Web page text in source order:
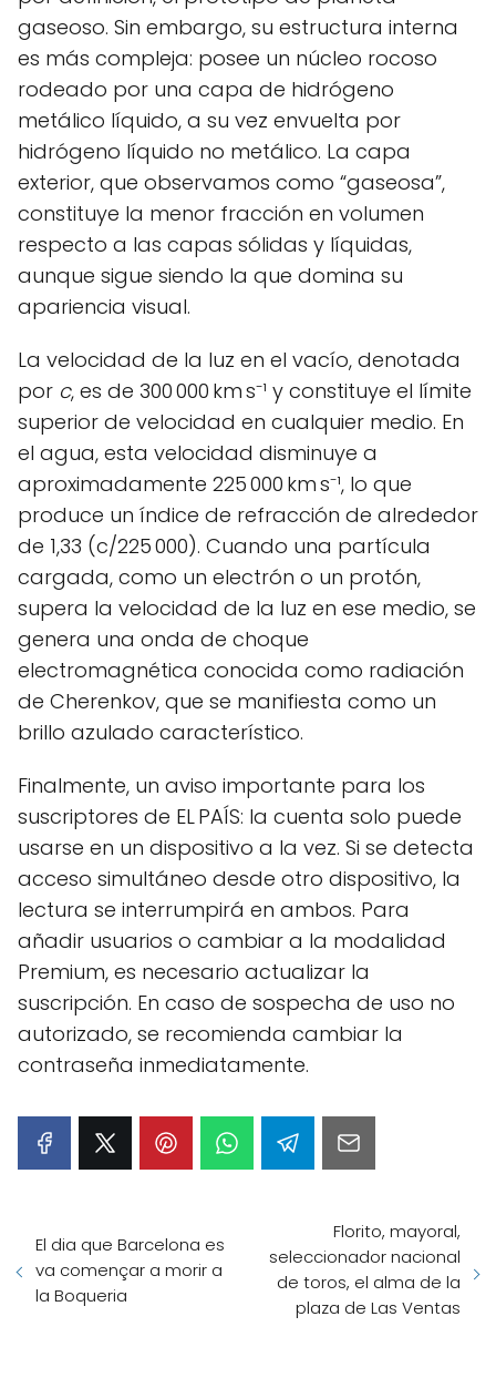
gaseoso. Sin embargo, su estructura interna
es más compleja: posee un núcleo rocoso
rodeado por una capa de hidrógeno
metálico líquido, a su vez envuelta por
hidrógeno líquido no metálico. La capa
exterior, que observamos como “gaseosa”,
constituye la menor fracción en volumen
respecto a las capas sólidas y líquidas,
aunque sigue siendo la que domina su
apariencia visual.
La velocidad de la luz en el vacío, denotada
por c, es de 300 000 km s⁻¹ y constituye el límite
superior de velocidad en cualquier medio. En
el agua, esta velocidad disminuye a
aproximadamente 225 000 km s⁻¹, lo que
produce un índice de refracción de alrededor
de 1,33 (c/225 000). Cuando una partícula
cargada, como un electrón o un protón,
supera la velocidad de la luz en ese medio, se
genera una onda de choque
electromagnética conocida como radiación
de Cherenkov, que se manifiesta como un
brillo azulado característico.
Finalmente, un aviso importante para los
suscriptores de EL PAÍS: la cuenta solo puede
usarse en un dispositivo a la vez. Si se detecta
acceso simultáneo desde otro dispositivo, la
lectura se interrumpirá en ambos. Para
añadir usuarios o cambiar a la modalidad
Premium, es necesario actualizar la
suscripción. En caso de sospecha de uso no
autorizado, se recomienda cambiar la
contraseña inmediatamente.
El dia que Barcelona es
va començar a morir a
la Boqueria
Florito, mayoral,
seleccionador nacional
de toros, el alma de la
plaza de Las Ventas